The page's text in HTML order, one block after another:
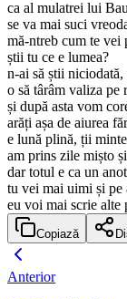
ca al mulatrei lui
se va mai suci
mă-ntreb cum te vei
știi tu ce e lumea?
n-ai să știi
o să târâm valiza
și după asta vom
arăți așa de aiurea
e lună plină, ții
am prins zile mișto
dar totul e ca un
tu vei mai uimi și pe
eu voi mai scrie alte
Copiază
Anterior